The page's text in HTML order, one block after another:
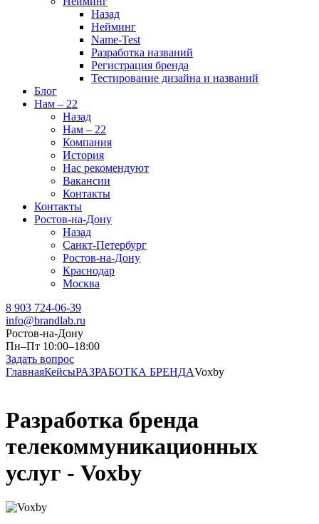
Назад
Нейминг
Name-Test
Разработка названий
Регистрация бренда
Тестирование дизайна и названий
Блог
Нам – 22
Назад
Нам – 22
Компания
История
Нас рекомендуют
Вакансии
Контакты
Контакты
Ростов-на-Дону
Назад
Санкт-Петербург
Ростов-на-Дону
Краснодар
Москва
8 903 724-06-39
info@brandlab.ru
Ростов-на-Дону
Пн–Пт 10:00–18:00
Задать вопрос
ГлавнаяКейсыРАЗРАБОТКА БРЕНДАVoxby
Разработка бренда
телекоммуникационных
услуг - Voxby